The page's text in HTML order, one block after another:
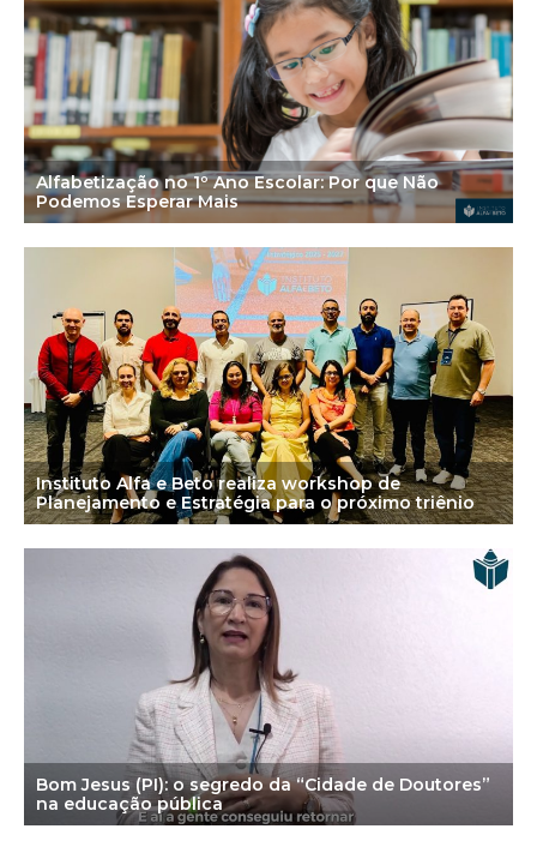
Alfabetização no 1º Ano Escolar: Por que Não
Podemos Esperar Mais
Instituto Alfa e Beto realiza workshop de
Planejamento e Estratégia para o próximo triênio
Bom Jesus (PI): o segredo da “Cidade de Doutores”
na educação pública